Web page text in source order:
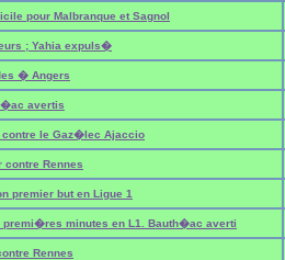
pour Malbranque et Sagnol
; Yahia expuls�
� Angers
avertis
contre le Gaz�lec Ajaccio
contre Rennes
premier but en Ligue 1
minutes en L1. Bauth�ac averti
Rennes